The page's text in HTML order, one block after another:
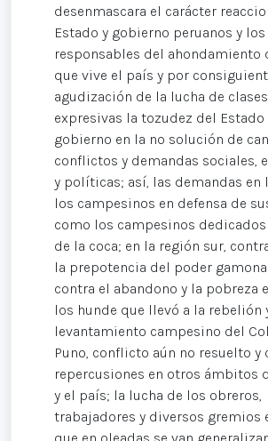
desenmascara el carácter
Estado y gobierno peruanos y los
responsables del ahondamiento
que vive el país y por
agudización de la lucha de
expresivas la tozudez del Estado
gobierno en la no solución de
conflictos y demandas sociales,
y políticas; así, las demandas en
los campesinos en defensa de
como los campesinos
de la coca; en la región sur,
la prepotencia del poder
contra el abandono y la pobreza
los hunde que llevó a la rebelión
levantamiento campesino del
Puno, conflicto aún no resuelto y
repercusiones en otros ámbitos
y el país; la lucha de los obreros,
trabajadores y diversos gremios